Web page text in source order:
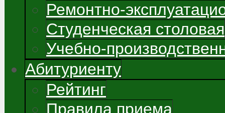
Ремонтно-
Студенческая столовая
Учебно-
Абитуриенту
Рейтинг
Правила приема